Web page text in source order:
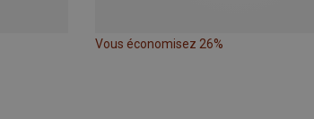
Vous économisez 26%